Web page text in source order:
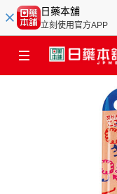
日藥本舖
立刻使用官方APP